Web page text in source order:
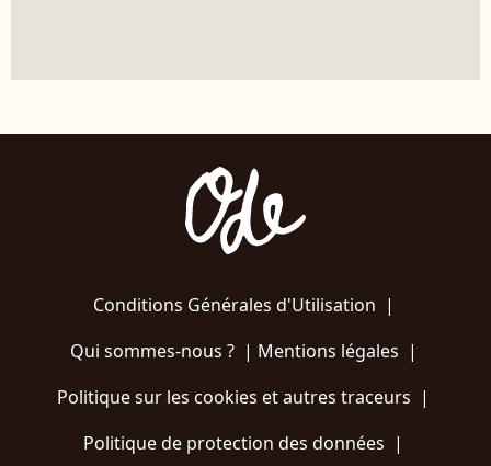
Conditions Générales d'Utilisation |
Qui sommes-nous ?| Mentions légales |
Politique sur les cookies et autres traceurs |
Politique de protection des données |